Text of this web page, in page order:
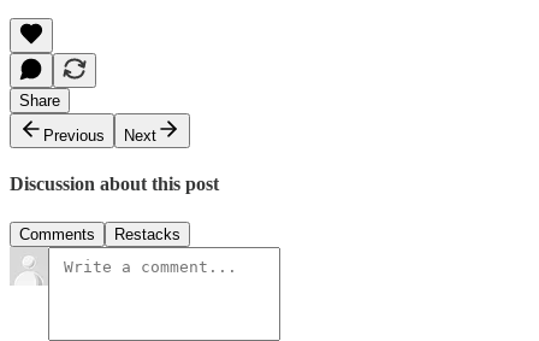
Share
Previous
Next
Discussion about this post
Comments Restacks